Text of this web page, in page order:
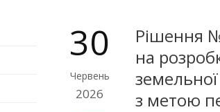
30
Червень
2026
Рішення
на
з метою